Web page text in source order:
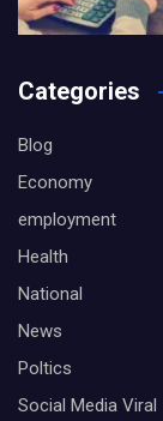
Categories
Blog
Economy
employment
Health
National
News
Poltics
Social Media Viral